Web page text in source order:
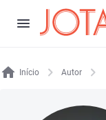
Início Autor